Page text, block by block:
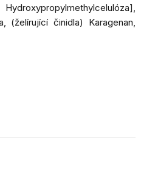
(želírující činidla) Karagenan,